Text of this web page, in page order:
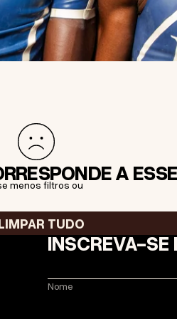
A
menos filtros ou
TUDO
INSCREVA-SE
Nome